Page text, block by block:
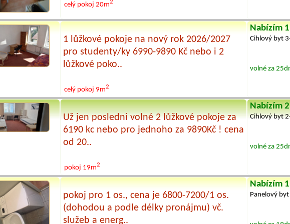
celý pokoj 20m2
1 lůžkové pokoje na nový rok 2026/2027
pro studenty/ky 6990-9890 Kč nebo i 2
lůžkové poko..
celý pokoj 9m2
Nabízím
Cihlový byt
volné za
Už jen posledni volné 2 lůžkové pokoje za
6190 kc nebo pro jednoho za 9890Kč ! cena
od 20..
pokoj 19m2
Nabízím
Cihlový byt
volné za
pokoj pro 1 os., cena je 6800-7200/1 os.
(dohodou a podle délky pronájmu) vč.
služeb a energ..
Nabízím
Panelový